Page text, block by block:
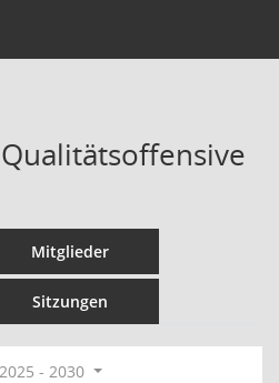
Mitglieder
Sitzungen
- 2030